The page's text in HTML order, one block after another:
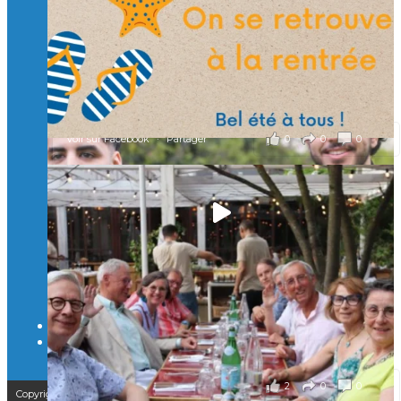
un numérique au service de l'humain !
À l’Isep, nous formons des ingénieurs, des bachelors, des
Mastères Spécialisés, qui allient excellence technologique et
valeurs humaines, au cœur de notre pro
...Voir plus
il y a 2 mois
0 0 0
Voir sur Facebook · Partager
🚀Afterwork à Genève 🚀
🥳 Le 22 avril dernier, 14 Alumni vivant / travaillant
en Suisse ont partagé un moment convivial de
retrouvailles et d'échanges !
Merci à tous pour votre présence et à Alexandre
CHEA pour l'organisation !
il y a 3 mois
2 0 0
Voir sur Facebook · Partager
Copyright © 2025 – Isep Alumni est une association de loi 1901